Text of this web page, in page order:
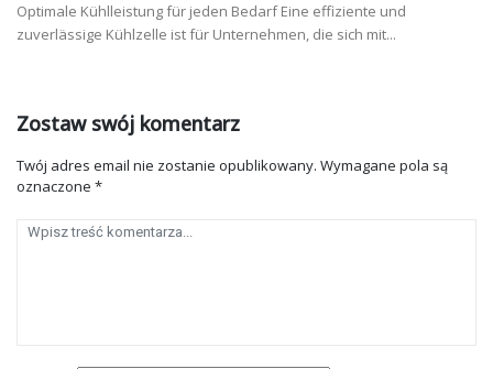
Optimale Kühlleistung für jeden Bedarf Eine effiziente und
zuverlässige Kühlzelle ist für Unternehmen, die sich mit...
Zostaw swój komentarz
Twój adres email nie zostanie opublikowany. Wymagane pola są
oznaczone *